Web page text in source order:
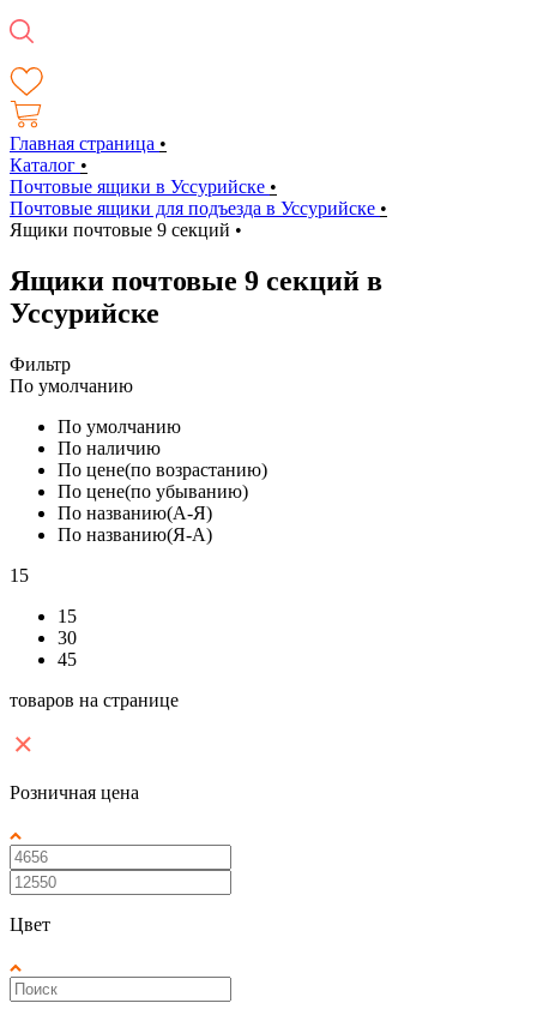
Главная страница •
Каталог •
Почтовые ящики в Уссурийске •
Почтовые ящики для подъезда в Уссурийске •
Ящики почтовые 9 секций •
Ящики почтовые 9 секций в
Уссурийске
Фильтр
По умолчанию
По умолчанию
По наличию
По цене(по возрастанию)
По цене(по убыванию)
По названию(А-Я)
По названию(Я-А)
15
15
30
45
товаров на странице
Розничная цена
Цвет